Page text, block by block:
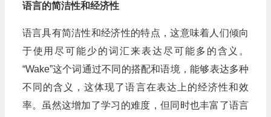
语言的简洁性和经济性
语言具有简洁性和经济性的特点，这意味着人们倾向
于使用尽可能少的词汇来表达尽可能多的含义。
“Wake”这个词通过不同的搭配和语境，能够表达多种
不同的含义，这体现了语言在表达上的经济性和效
率。虽然这增加了学习的难度，但同时也丰富了语言